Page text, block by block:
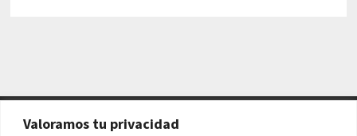
Valoramos tu privacidad